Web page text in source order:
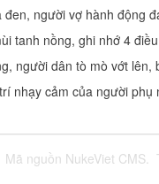
người vợ hành động
tanh nồng, ghi nhớ 4
người dân tò mò vớt lên,
nhạy cảm của người
Mã nguồn NukeViet CMS